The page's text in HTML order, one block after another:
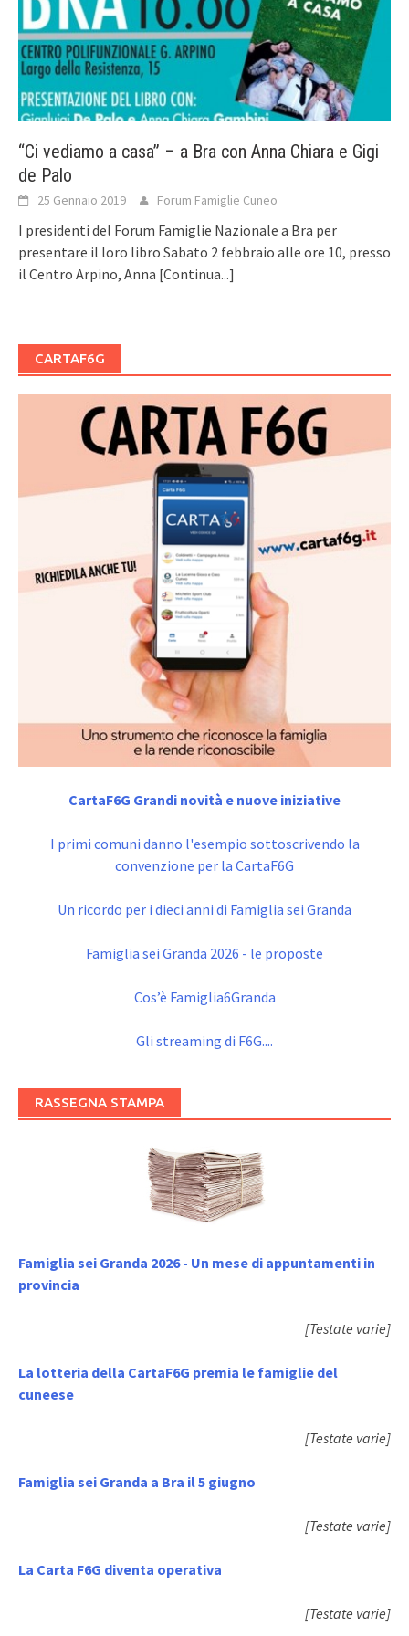
“Ci vediamo a casa” – a Bra con Anna Chiara e Gigi
de Palo
25 Gennaio 2019 Forum Famiglie Cuneo
I presidenti del Forum Famiglie Nazionale a Bra per
presentare il loro libro Sabato 2 febbraio alle ore 10, presso
il Centro Arpino, Anna [Continua...]
CARTAF6G
CartaF6G Grandi novità e nuove iniziative
I primi comuni danno l'esempio sottoscrivendo la
convenzione per la CartaF6G
Un ricordo per i dieci anni di Famiglia sei Granda
Famiglia sei Granda 2026 - le proposte
Cos’è Famiglia6Granda
Gli streaming di F6G....
RASSEGNA STAMPA
Famiglia sei Granda 2026 - Un mese di appuntamenti in
provincia
[Testate varie]
La lotteria della CartaF6G premia le famiglie del
cuneese
[Testate varie]
Famiglia sei Granda a Bra il 5 giugno
[Testate varie]
La Carta F6G diventa operativa
[Testate varie]